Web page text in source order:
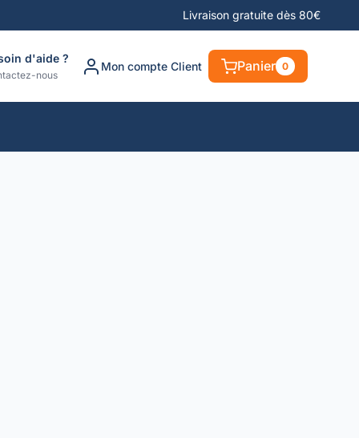
Livraison gratuite dès 80€
d'aide ?
nous
Mon compte Client Panier 0